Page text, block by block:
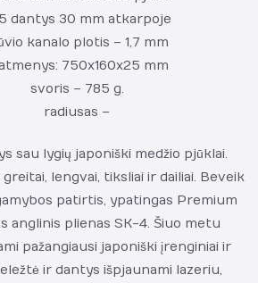
dantys 30 mm atkarpoje
kanalo plotis – 1,7 mm
750x160x25 mm
svoris – 785 g.
radiusas –
sau lygių japoniški medžio pjūklai.
lengvai, tiksliai ir dailiai. Beveik
patirtis, ypatingas Premium
anglinis plienas SK-4. Šiuo metu
pažangiausi japoniški įrenginiai ir
ir dantys išpjaunami lazeriu,